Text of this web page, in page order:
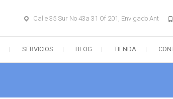
Calle 35 Sur No 43a 31 Of 201, Envigado Ant
SERVICIOS BLOG TIENDA